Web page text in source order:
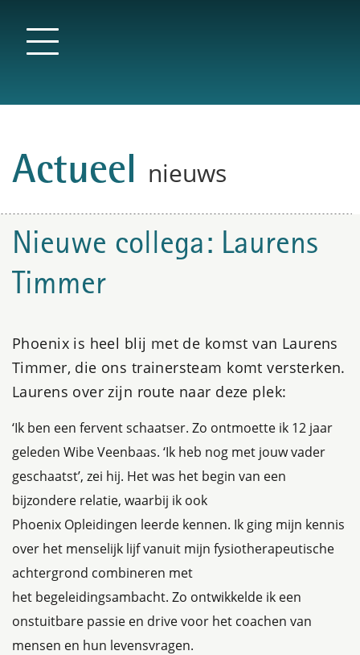
Actueel nieuws
Nieuwe collega: Laurens
Timmer
Phoenix is heel blij met de komst van Laurens
Timmer, die ons trainersteam komt versterken.
Laurens over zijn route naar deze plek:
‘Ik ben een fervent schaatser. Zo ontmoette ik 12 jaar
geleden Wibe Veenbaas. ‘Ik heb nog met jouw vader
geschaatst’, zei hij. Het was het begin van een
bijzondere relatie, waarbij ik ook
Phoenix Opleidingen leerde kennen. Ik ging mijn kennis
over het menselijk lijf vanuit mijn fysiotherapeutische
achtergrond combineren met
het begeleidingsambacht. Zo ontwikkelde ik een
onstuitbare passie en drive voor het coachen van
mensen en hun levensvragen.